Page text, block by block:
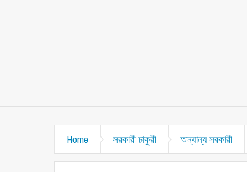
Home সরকারী চাকুরী অন্যান্য সরকারী